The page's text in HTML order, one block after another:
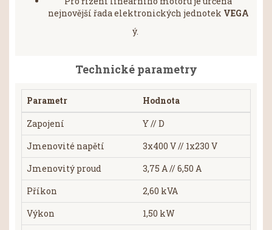
nejnovější řada elektronických jednotek VEGA
ý.
Technické parametry
Parametr
Hodnota
Zapojení
Y // D
Jmenovité napětí
3x400 V // 1x230 V
Jmenovitý proud
3,75 A // 6,50 A
Příkon
2,60 kVA
Výkon
1,50 kW